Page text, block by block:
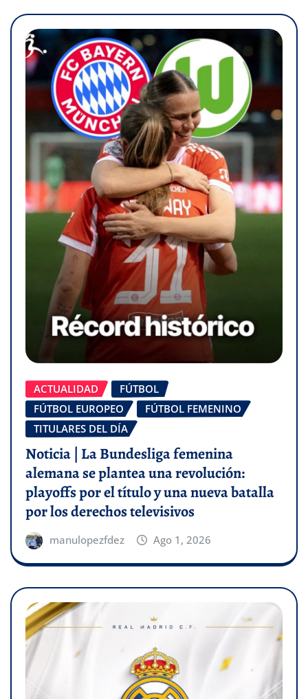
ACTUALIDAD
FÚTBOL
FÚTBOL EUROPEO
FÚTBOL FEMENINO
TITULARES DEL DÍA
Noticia | La Bundesliga femenina
alemana se plantea una revolución:
playoffs por el título y una nueva batalla
por los derechos televisivos
manulopezfdez Ago 1, 2026